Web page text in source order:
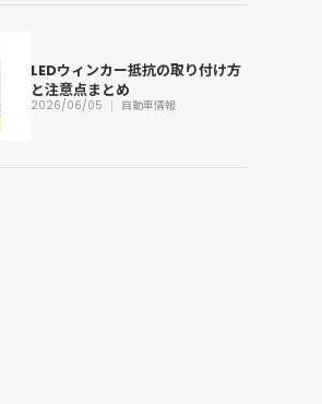
LEDウィンカー抵抗の取り付け方
と注意点まとめ
2026/06/05 自動車情報